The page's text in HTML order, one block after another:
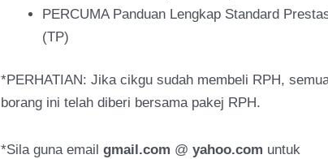
PERCUMA Panduan Lengkap Standard
(TP)
*PERHATIAN: Jika cikgu sudah membeli RPH,
borang ini telah diberi bersama pakej RPH.
*Sila guna email gmail.com @ yahoo.com untuk